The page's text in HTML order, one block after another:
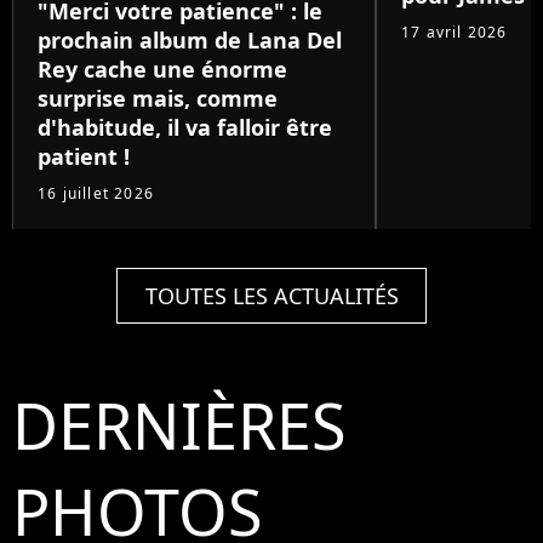
"Merci votre patience" : le
prochain album de Lana Del
Rey cache une énorme
surprise mais, comme
d'habitude, il va falloir être
patient !
16 juillet 2026
17 avril 2026
TOUTES LES ACTUALITÉS
DERNIÈRES
PHOTOS